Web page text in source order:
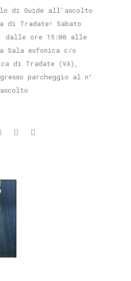
di Guide all'ascolto
di Tradate! Sabato
dalle ore 15:00 alle
Sala eufonica c/o
di Tradate (VA),
parcheggio al n°